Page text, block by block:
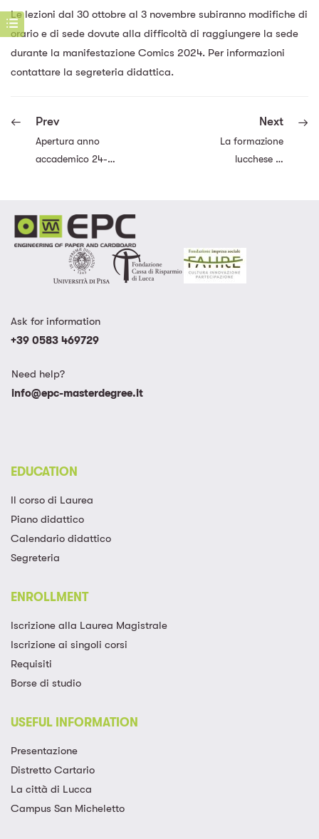
Le lezioni dal 30 ottobre al 3 novembre subiranno modifiche di
orario e di sede dovute alla difficoltà di raggiungere la sede
durante la manifestazione Comics 2024. Per informazioni
contattare la segreteria didattica.
Prev
Apertura anno
accademico 24-
Next
La formazione
lucchese in
Ask for information
+39 0583 469729
Need help?
info@epc-masterdegree.it
EDUCATION
Il corso di Laurea
Piano didattico
Calendario didattico
Segreteria
ENROLLMENT
Iscrizione alla Laurea Magistrale​
Iscrizione ai singoli corsi​
Requisiti
Borse di studio
USEFUL INFORMATION
Presentazione
Distretto Cartario
La città di Lucca
Campus San Micheletto